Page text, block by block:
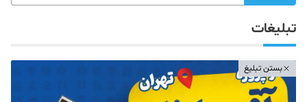
تبلیغات
بستن تبلیغ